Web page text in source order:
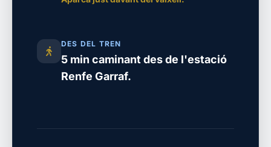
DES DEL TREN
5 min caminant des de l'estació
Renfe Garraf.